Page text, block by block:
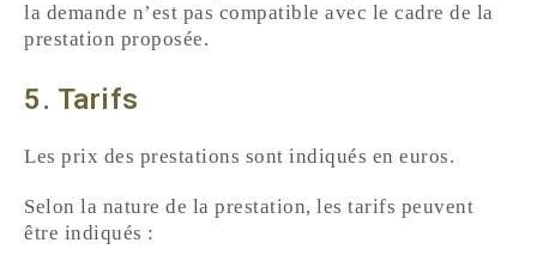
la demande n’est pas compatible avec le cadre de la
prestation proposée.
5. Tarifs
Les prix des prestations sont indiqués en euros.
Selon la nature de la prestation, les tarifs peuvent
être indiqués :